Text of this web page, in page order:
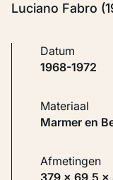
Luciano Fabro
Datum
1968-1972
Materiaal
Marmer en
Afmetingen